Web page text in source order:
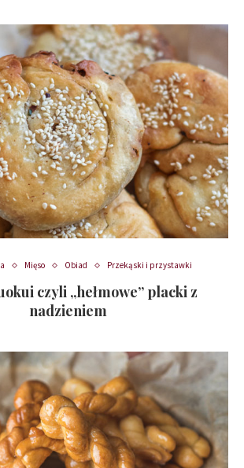
Mięso Obiad Przekąski i przystawki
czyli „hełmowe” placki z
nadzieniem